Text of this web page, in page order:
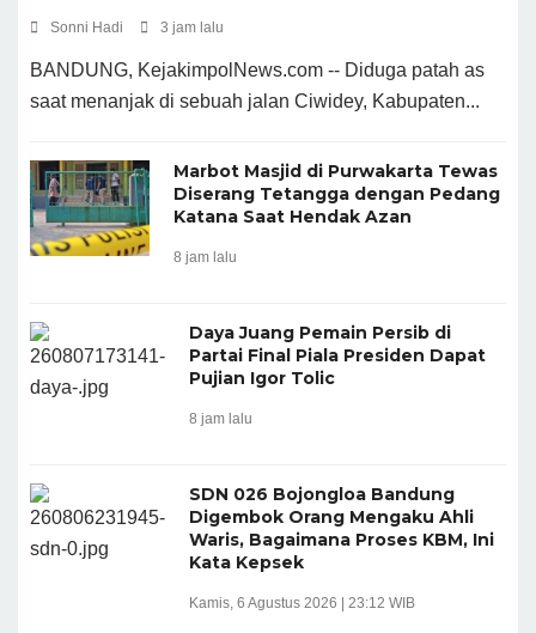
Sonni Hadi 3 jam lalu
BANDUNG, KejakimpolNews.com -- Diduga patah as
saat menanjak di sebuah jalan Ciwidey, Kabupaten...
Marbot Masjid di Purwakarta Tewas
Diserang Tetangga dengan Pedang
Katana Saat Hendak Azan
8 jam lalu
Daya Juang Pemain Persib di
Partai Final Piala Presiden Dapat
Pujian Igor Tolic
8 jam lalu
SDN 026 Bojongloa Bandung
Digembok Orang Mengaku Ahli
Waris, Bagaimana Proses KBM, Ini
Kata Kepsek
Kamis, 6 Agustus 2026 | 23:12 WIB